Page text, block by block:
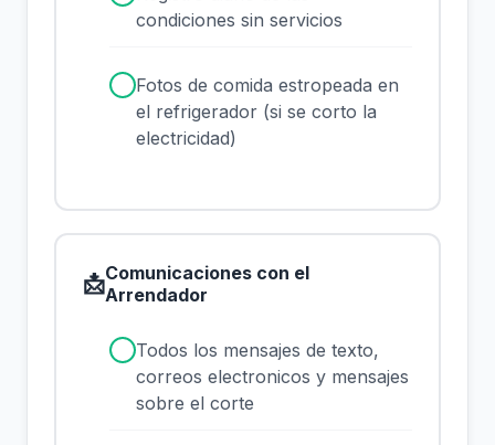
condiciones sin servicios
Fotos de comida estropeada en
el refrigerador (si se corto la
electricidad)
📩Comunicaciones con el
Arrendador
Todos los mensajes de texto,
correos electronicos y mensajes
sobre el corte